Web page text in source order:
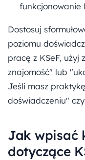
funkcjonowanie
Dostosuj
poziomu
pracę z KSeF,
znajomość" lub
Jeśli masz
doświadczeniu"
Jak wpisać
dotyczące